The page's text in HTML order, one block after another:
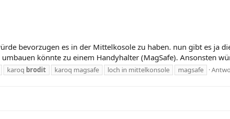
bevorzugen es in der Mittelkosole zu haben. nun gibt es ja
könnte zu einem Handyhalter (MagSafe). Ansonsten
karoq brodit karoq magsafe loch in mittelkonsole magsafe